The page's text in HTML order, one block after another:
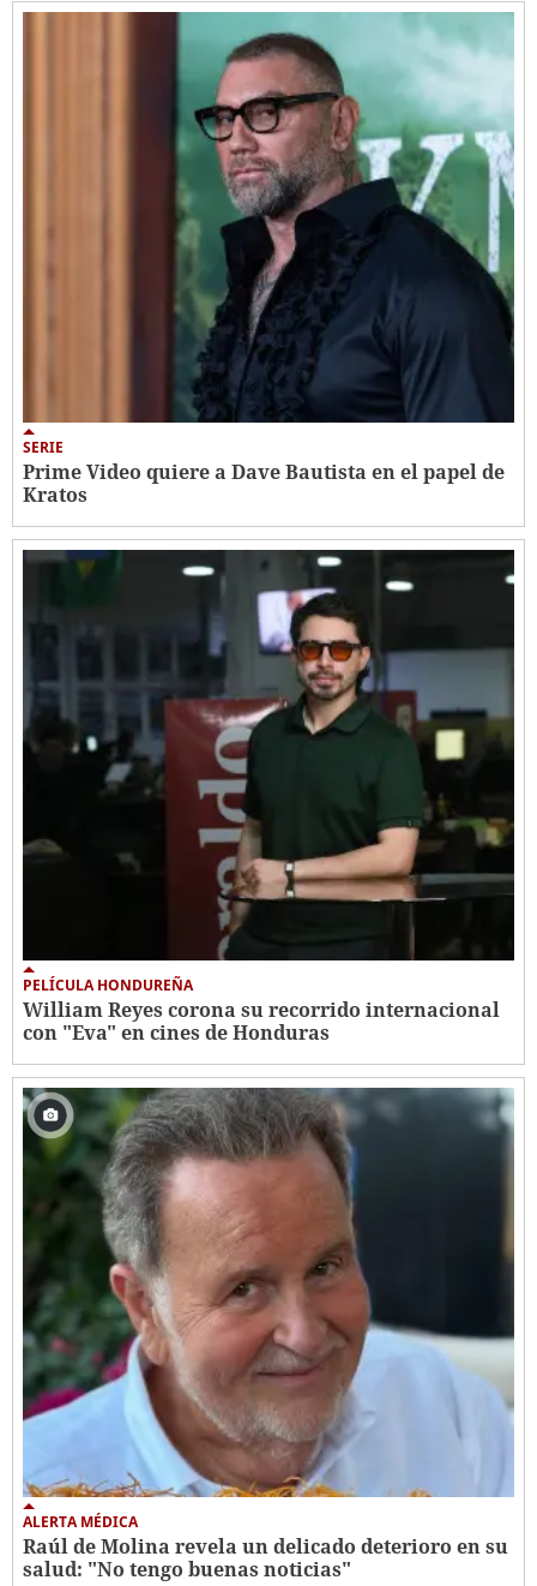
SERIE
Prime Video quiere a Dave Bautista en el papel de
Kratos
PELÍCULA HONDUREÑA
William Reyes corona su recorrido internacional
con "Eva" en cines de Honduras
ALERTA MÉDICA
Raúl de Molina revela un delicado deterioro en su
salud: "No tengo buenas noticias"